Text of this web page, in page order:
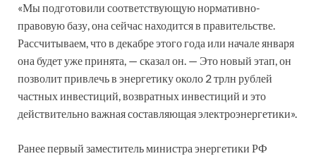
«Мы подготовили соответствующую нормативно-
правовую базу, она сейчас находится в правительстве.
Рассчитываем, что в декабре этого года или начале января
она будет уже принята, — сказал он. — Это новый этап, он
позволит привлечь в энергетику около 2 трлн рублей
частных инвестиций, возвратных инвестиций и это
действительно важная составляющая электроэнергетики».
Ранее первый заместитель министра энергетики РФ